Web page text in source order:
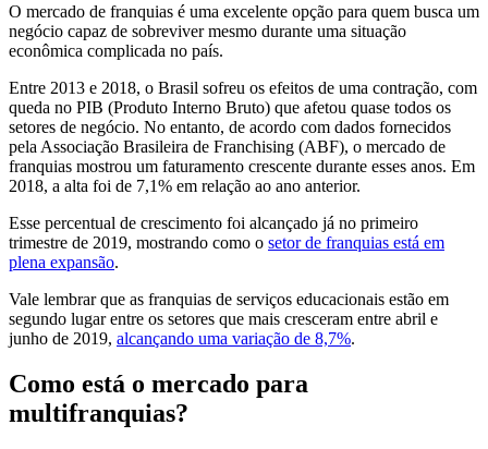
O mercado de franquias é uma excelente opção para quem busca um
negócio capaz de sobreviver mesmo durante uma situação
econômica complicada no país.
Entre 2013 e 2018, o Brasil sofreu os efeitos de uma contração, com
queda no PIB (Produto Interno Bruto) que afetou quase todos os
setores de negócio. No entanto, de acordo com dados fornecidos
pela Associação Brasileira de Franchising (ABF), o mercado de
franquias mostrou um faturamento crescente durante esses anos. Em
2018, a alta foi de 7,1% em relação ao ano anterior.
Esse percentual de crescimento foi alcançado já no primeiro
trimestre de 2019, mostrando como o setor de franquias está em
plena expansão.
Vale lembrar que as franquias de serviços educacionais estão em
segundo lugar entre os setores que mais cresceram entre abril e
junho de 2019, alcançando uma variação de 8,7%.
Como está o mercado para
multifranquias?